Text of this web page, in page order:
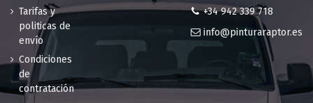
Tarifas y
politicas de
envío
Condiciones
de
contratación
+34 942 339 718
info@pinturaraptor.es